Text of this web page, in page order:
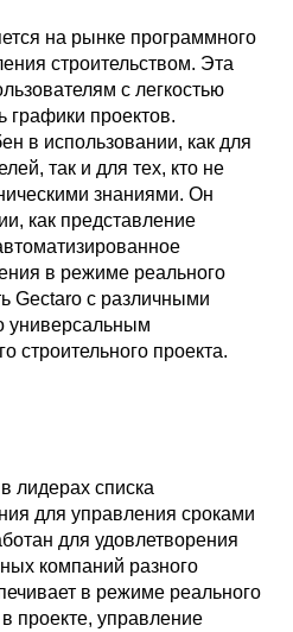
на рынке программного
строительством. Эта
с легкостью
графики проектов.
в использовании, как для
так и для тех, кто не
знаниями. Он
как представление
в режиме реального
Gectaro с различными
универсальным
строительного проекта.
лидерах списка
для управления сроками
для удовлетворения
компаний разного
в режиме реального
проекте, управление